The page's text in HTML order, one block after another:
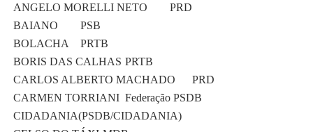
ANGELO MORELLI NETO
PRD
BAIANO
PSB
BOLACHA
PRTB
BORIS DAS CALHAS PRTB
CARLOS ALBERTO MACHADO
PRD
CARMEN TORRIANI Federação PSDB
CIDADANIA(PSDB/CIDADANIA)